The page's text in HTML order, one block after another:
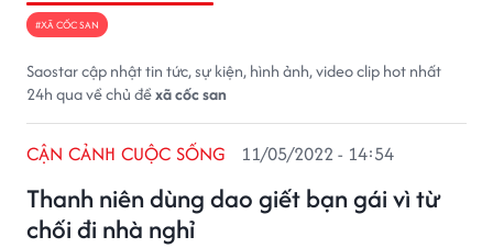
#XÃ CỐC SAN
Saostar cập nhật tin tức, sự kiện, hình ảnh, video clip hot nhất
24h qua về chủ đềxã cốc san
Thanh niên dùng dao giết bạn gái vì từ
chối đi nhà nghỉ
CẬN CẢNH CUỘC SỐNG 11/05/2022 - 14:54